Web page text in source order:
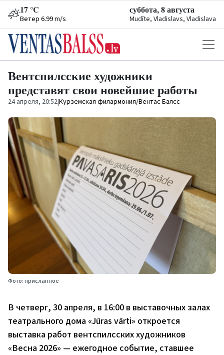
17 °C
Ветер 6.99 m/s
суббота, 8 августа
Mudīte, Vladislavs, Vladislava
Вентспилсские художники
представят свои новейшие работы
24 апреля, 20:52|Курземская филармония/Вентас Балсс
Фото: присланное
В четверг, 30 апреля, в 16:00 в выставочных залах
театрального дома «Jūras vārti» откроется
выставка работ вентспилсских художников
«Весна 2026» — ежегодное событие, ставшее